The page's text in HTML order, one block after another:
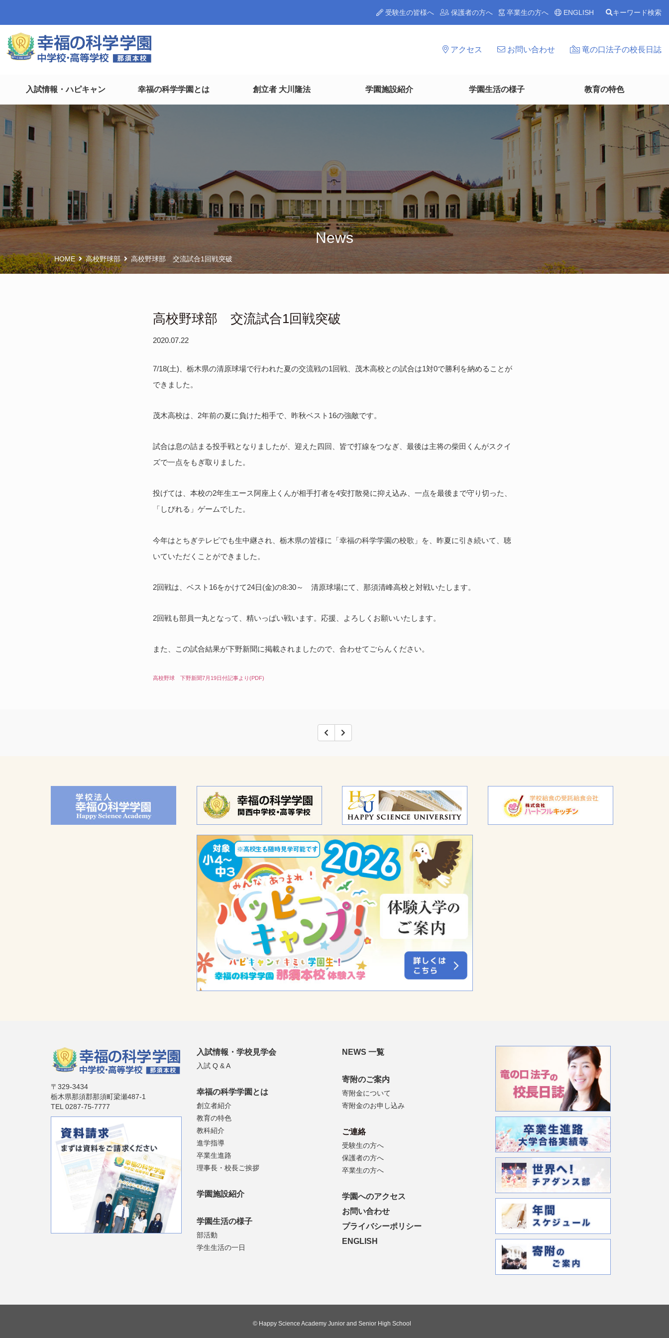
受験生の皆様へ 保護者の方へ 卒業生の方へ ENGLISH キーワード検索
アクセス お問い合わせ 竜の口法子の校長日誌
入試情報・ハピキャン 幸福の科学学園とは 創立者 大川隆法 学園施設紹介 学園生活の様子 教育の特色
News
HOME 高校野球部 高校野球部 交流試合1回戦突破
高校野球部 交流試合1回戦突破
2020.07.22
7/18(土)、栃木県の清原球場で行われた夏の交流戦の1回戦、茂木高校との試合は1対0で勝利を納めることが
できました。
茂木高校は、2年前の夏に負けた相手で、昨秋ベスト16の強敵です。
試合は息の詰まる投手戦となりましたが、迎えた四回、皆で打線をつなぎ、最後は主将の柴田くんがスクイ
ズで一点をもぎ取りました。
投げては、本校の2年生エース阿座上くんが相手打者を4安打散発に抑え込み、一点を最後まで守り切った、
「しびれる」ゲームでした。
今年はとちぎテレビでも生中継され、栃木県の皆様に「幸福の科学学園の校歌」を、昨夏に引き続いて、聴
いていただくことができました。
2回戦は、ベスト16をかけて24日(金)の8:30～ 清原球場にて、那須清峰高校と対戦いたします。
2回戦も部員一丸となって、精いっぱい戦います。応援、よろしくお願いいたします。
また、この試合結果が下野新聞に掲載されましたので、合わせてごらんください。
高校野球 下野新聞7月19日付記事より(PDF)
〒329-3434
栃木県那須郡那須町梁瀬487-1
TEL 0287-75-7777
入試情報・学校見学会
入試 Q & A
幸福の科学学園とは
創立者紹介
教育の特色
教科紹介
進学指導
卒業生進路
理事長・校長ご挨拶
学園施設紹介
学園生活の様子
部活動
学生生活の一日
NEWS 一覧
寄附のご案内
寄附金について
寄附金のお申し込み
ご連絡
受験生の方へ
保護者の方へ
卒業生の方へ
学園へのアクセス
お問い合わせ
プライバシーポリシー
ENGLISH
© Happy Science Academy Junior and Senior High School